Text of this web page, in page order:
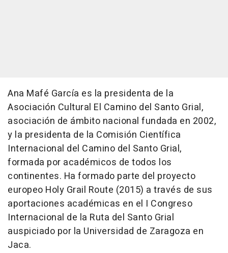
Ana Mafé García es la presidenta de la
Asociación Cultural El Camino del Santo Grial,
asociación de ámbito nacional fundada en 2002,
y la presidenta de la Comisión Científica
Internacional del Camino del Santo Grial,
formada por académicos de todos los
continentes. Ha formado parte del proyecto
europeo Holy Grail Route (2015) a través de sus
aportaciones académicas en el I Congreso
Internacional de la Ruta del Santo Grial
auspiciado por la Universidad de Zaragoza en
Jaca.